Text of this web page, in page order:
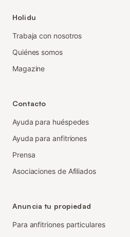
Holidu
Trabaja con nosotros
Quiénes somos
Magazine
Contacto
Ayuda para huéspedes
Ayuda para anfitriones
Prensa
Asociaciones de Afiliados
Anuncia tu propiedad
Para anfitriones particulares